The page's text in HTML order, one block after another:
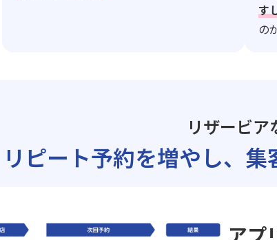
す
の
リザービア
リピート予約を増やし、 集